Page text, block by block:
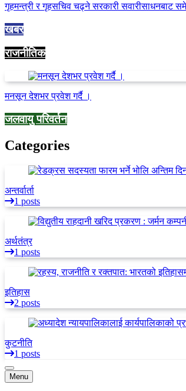
गृहमन्त्री र गृहसचिव चढ्ने सरकारी सवारीसाधनबाट
खबर
राजनीतिक
मनसून देशभर प्रवेश गर्दै ।
जलवायु परिवर्तन
Categories
अन्तर्वार्ता
1 posts
अर्थतंत्र
1 posts
इतिहास
2 posts
कुटनीति
1 posts
Menu